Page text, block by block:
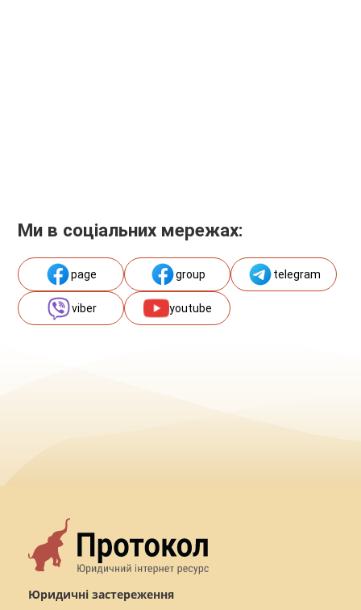
Ми в соціальних мережах:
page group telegram
viber youtube
Юридичні застереження